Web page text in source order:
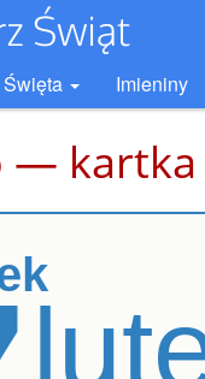
Święta Imieniny
— kartka